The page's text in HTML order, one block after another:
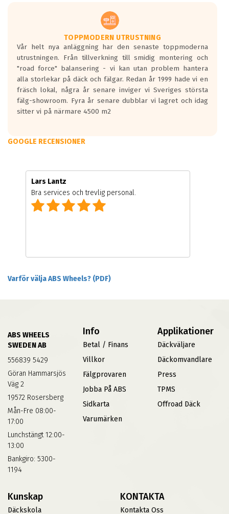
TOPPMODERN UTRUSTNING
Vår helt nya anläggning har den senaste toppmoderna
utrustningen. Från tillverkning till smidig montering och
"road force" balansering - vi kan utan problem hantera
alla storlekar på däck och fälgar. Redan år 1999 hade vi en
fräsch lokal, några år senare inviger vi Sveriges största
fälg-showroom. Fyra år senare dubblar vi lagret och idag
sitter vi på närmare 4500 m2
GOOGLE RECENSIONER
Lars Lantz
Bra services och trevlig personal.
Varför välja ABS Wheels? (PDF)
ABS WHEELS
SWEDEN AB
556839 5429
Göran Hammarsjös
Väg 2
19572 Rosersberg
Mån-Fre 08:00-
17:00
Lunchstängt 12:00-
13:00
Bankgiro: 5300-
1194
Info
Betal / Finans
Villkor
Fälgprovaren
Jobba På ABS
Sidkarta
Varumärken
Applikationer
Däckväljare
Däckomvandlare
Press
TPMS
Offroad Däck
Kunskap
Däckskola
KONTAKTA
Kontakta Oss